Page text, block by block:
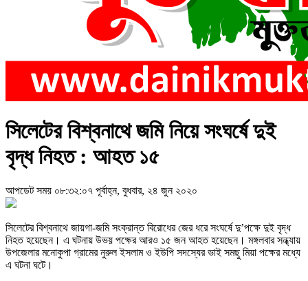
সিলেটের বিশ্বনাথে জমি নিয়ে সংঘর্ষে দুই
বৃদ্ধ নিহত : আহত ১৫
আপডেট সময় ০৮:৩২:০৭ পূর্বাহ্ন, বুধবার, ২৪ জুন ২০২০
সিলেটের বিশ্বনাথে জায়গা-জমি সংক্রান্ত বিরোধের জের ধরে সংঘর্ষে দু’পক্ষে দুই বৃদ্ধ
নিহত হয়েছেন। এ ঘটনায় উভয় পক্ষের আরও ১৫ জন আহত হয়েছেন। মঙ্গলবার সন্ধ্যায়
উপজেলার মনোকুপা গ্রামের নুরুল ইসলাম ও ইউপি সদস্যের ভাই সমছু মিয়া পক্ষের মধ্যে
এ ঘটনা ঘটে।